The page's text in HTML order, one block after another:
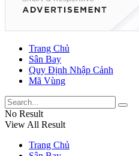
Trang Chủ
Sân Bay
Quy Định Nhập Cảnh
Mã Vùng
No Result
View All Result
Trang Chủ